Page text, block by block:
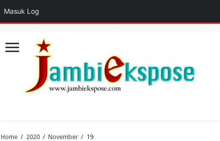
Home / 2020 / November / 19
Masuk Log